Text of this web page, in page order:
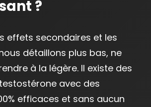
?
effets secondaires et les
détaillons plus bas, ne
à la légère. Il existe des
avec des
efficaces et sans aucun